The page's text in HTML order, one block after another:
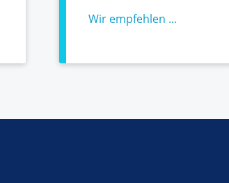
Wir empfehlen ...